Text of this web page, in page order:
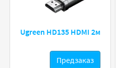
Ugreen HD135 HDMI 2м
Предзаказ